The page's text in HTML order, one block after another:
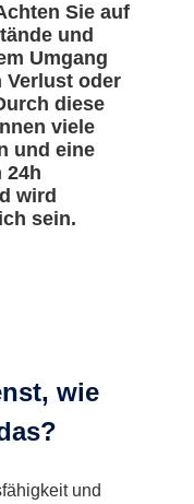
Sie auf
und
Umgang
Verlust oder
diese
viele
und eine
24h
wird
sein.
wie
und